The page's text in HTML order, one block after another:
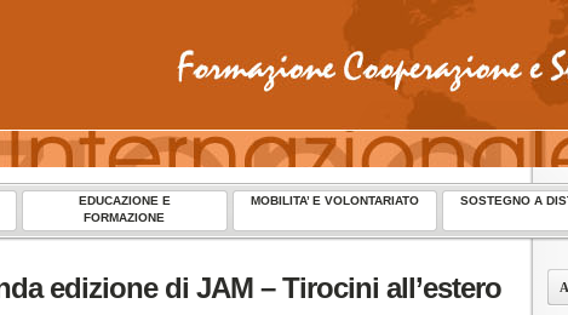
EDUCAZIONE E
FORMAZIONE
MOBILITA’ E VOLONTARIATO SOSTEGNO A
edizione di JAM – Tirocini all’estero